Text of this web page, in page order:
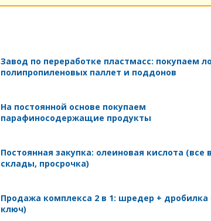
Завод по переработке пластмасс: покупаем
полипропиленовых паллет и поддонов
На постоянной основе покупаем
парафиносодержащие продукты
Постоянная закупка: олеиновая кислота (все
склады, просрочка)
Продажа комплекса 2 в 1: шредер + дробилка
ключ)